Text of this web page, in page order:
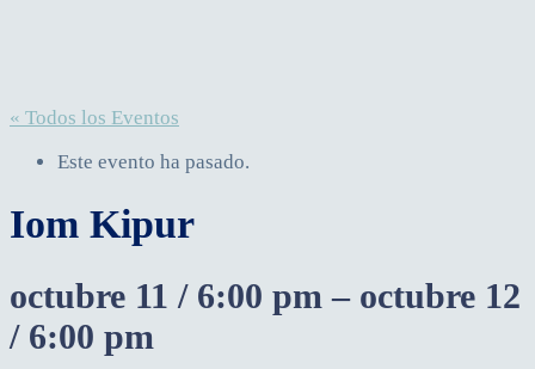
« Todos los Eventos
Este evento ha pasado.
Iom Kipur
octubre 11 / 6:00 pm– octubre 12
/ 6:00 pm